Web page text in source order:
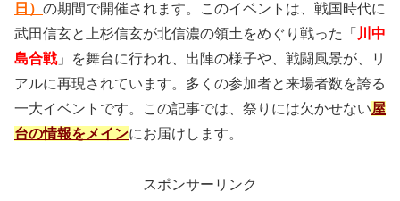
日） の期間で開催されます。このイベントは、戦国時代に
武田信玄と上杉信玄が北信濃の領土をめぐり戦った「 川中
島合戦」を舞台に行われ、出陣の様子や、戦闘風景が、リ
アルに再現されています。多くの参加者と来場者数を誇る
一大イベントです。この記事では、祭りには欠かせない屋
台の情報をメインにお届けします。
スポンサーリンク